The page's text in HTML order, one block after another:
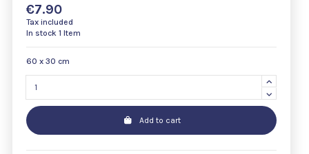
€7.90
Tax included
In stock 1 Item
60 x 30 cm
Add to cart